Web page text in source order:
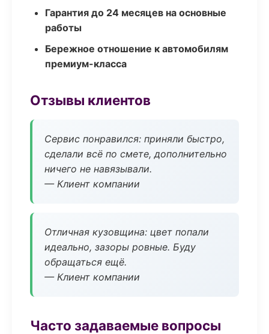
Гарантия до 24 месяцев на основные
работы
Бережное отношение к автомобилям
премиум-класса
Отзывы клиентов
Сервис понравился: приняли быстро,
сделали всё по смете, дополнительно
ничего не навязывали.
— Клиент компании
Отличная кузовщина: цвет попали
идеально, зазоры ровные. Буду
обращаться ещё.
— Клиент компании
Часто задаваемые вопросы